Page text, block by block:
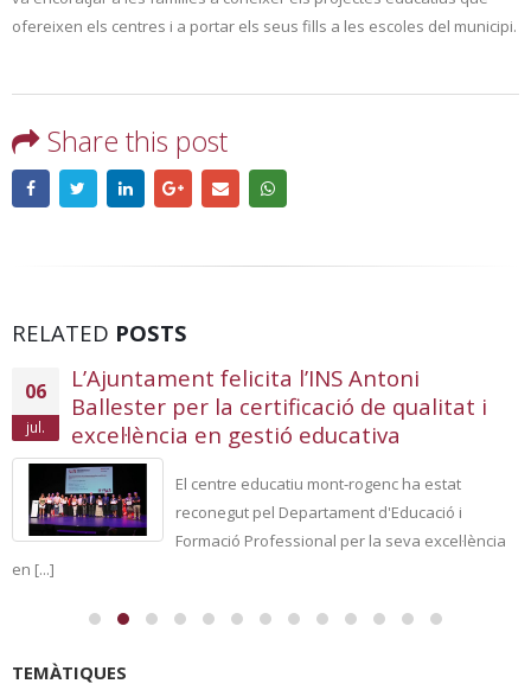
ofereixen els centres i a portar els seus fills a les escoles del municipi.
Share this post
RELATED POSTS
06
jul.
L’Ajuntament felicita l’INS Antoni
Ballester per la certificació de qualitat i
excel·lència en gestió educativa
El centre educatiu mont-rogenc ha estat
reconegut pel Departament d'Educació i
Formació Professional per la seva excel·lència
en [...]
TEMÀTIQUES